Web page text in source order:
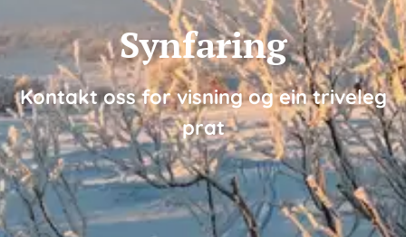
Synfaring
Kontakt oss for visning og ein triveleg
prat